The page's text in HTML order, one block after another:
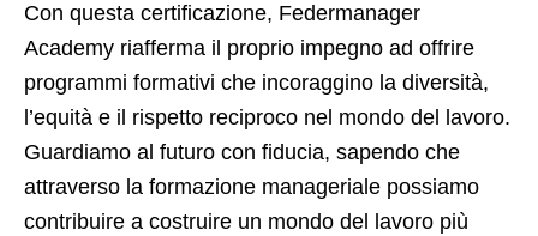
Con questa certificazione, Federmanager
Academy riafferma il proprio impegno ad offrire
programmi formativi che incoraggino la diversità,
l’equità e il rispetto reciproco nel mondo del lavoro.
Guardiamo al futuro con fiducia, sapendo che
attraverso la formazione manageriale possiamo
contribuire a costruire un mondo del lavoro più